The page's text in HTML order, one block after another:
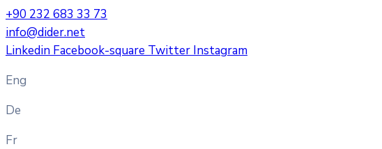
+90 232 683 33 73
info@dider.net
Linkedin Facebook-square Twitter Instagram
Eng
De
Fr